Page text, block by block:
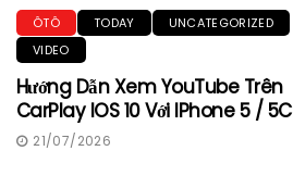
ÔTÔ TODAY
UNCATEGORIZED
VIDEO
Hướng Dẫn Xem YouTube Trên
CarPlay IOS 10 Với IPhone 5 / 5C
21/07/2026